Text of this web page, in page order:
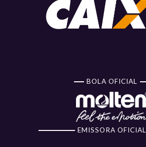
BOLA OFICIAL
EMISSORA OFICIAL